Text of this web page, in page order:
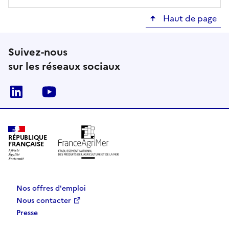
Haut de page
Suivez-nous
sur les réseaux sociaux
Linkedin
RÉPUBLIQUE
FRANÇAISE
Nos offres d'emploi
Nous contacter
Presse